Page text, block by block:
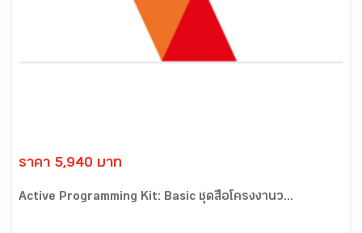
ราคา 5,940 บาท
Active Programming Kit: Basic ชุดสื่อโครงงานว...